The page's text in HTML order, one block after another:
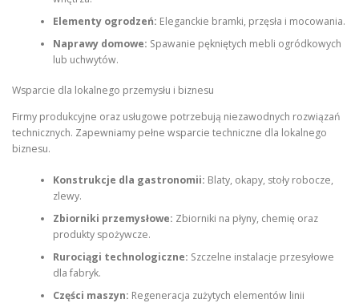
Elementy ogrodzeń: Eleganckie bramki, przęsła i mocowania.
Naprawy domowe: Spawanie pękniętych mebli ogródkowych
lub uchwytów.
Wsparcie dla lokalnego przemysłu i biznesu
Firmy produkcyjne oraz usługowe potrzebują niezawodnych rozwiązań
technicznych. Zapewniamy pełne wsparcie techniczne dla lokalnego
biznesu.
Konstrukcje dla gastronomii: Blaty, okapy, stoły robocze,
zlewy.
Zbiorniki przemysłowe: Zbiorniki na płyny, chemię oraz
produkty spożywcze.
Rurociągi technologiczne: Szczelne instalacje przesyłowe
dla fabryk.
Części maszyn: Regeneracja zużytych elementów linii